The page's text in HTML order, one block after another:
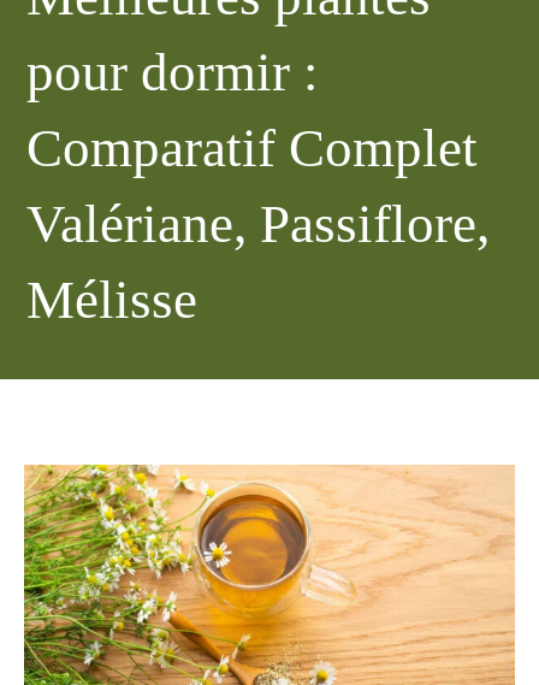
pour dormir :
Comparatif Complet
Valériane, Passiflore,
Mélisse